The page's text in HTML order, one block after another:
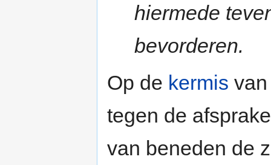
hiermede
bevorderen.
Op de kermis
tegen de
van beneden de